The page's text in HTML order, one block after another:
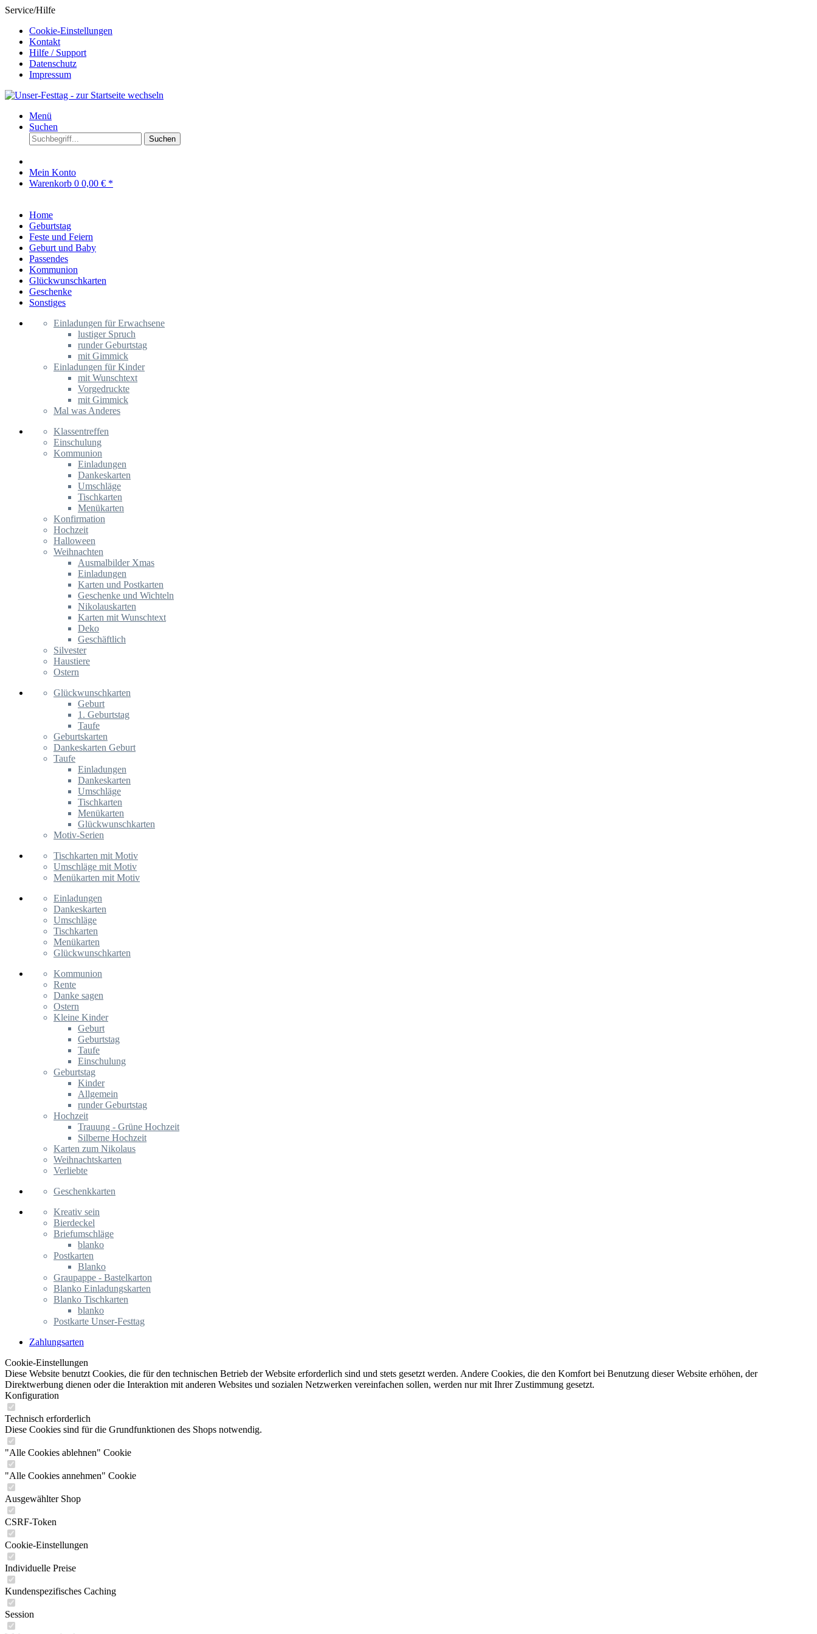
Service/Hilfe
Cookie-Einstellungen
Kontakt
Hilfe / Support
Datenschutz
Impressum
Menü
Suchen
Suchen
Mein Konto
Warenkorb 0 0,00 € *
Home
Geburtstag
Feste und Feiern
Geburt und Baby
Passendes
Kommunion
Glückwunschkarten
Geschenke
Sonstiges
Einladungen für Erwachsene
lustiger Spruch
runder Geburtstag
mit Gimmick
Einladungen für Kinder
mit Wunschtext
Vorgedruckte
mit Gimmick
Mal was Anderes
Klassentreffen
Einschulung
Kommunion
Einladungen
Dankeskarten
Umschläge
Tischkarten
Menükarten
Konfirmation
Hochzeit
Halloween
Weihnachten
Ausmalbilder Xmas
Einladungen
Karten und Postkarten
Geschenke und Wichteln
Nikolauskarten
Karten mit Wunschtext
Deko
Geschäftlich
Silvester
Haustiere
Ostern
Glückwunschkarten
Geburt
1. Geburtstag
Taufe
Geburtskarten
Dankeskarten Geburt
Taufe
Einladungen
Dankeskarten
Umschläge
Tischkarten
Menükarten
Glückwunschkarten
Motiv-Serien
Tischkarten mit Motiv
Umschläge mit Motiv
Menükarten mit Motiv
Einladungen
Dankeskarten
Umschläge
Tischkarten
Menükarten
Glückwunschkarten
Kommunion
Rente
Danke sagen
Ostern
Kleine Kinder
Geburt
Geburtstag
Taufe
Einschulung
Geburtstag
Kinder
Allgemein
runder Geburtstag
Hochzeit
Trauung - Grüne Hochzeit
Silberne Hochzeit
Karten zum Nikolaus
Weihnachtskarten
Verliebte
Geschenkkarten
Kreativ sein
Bierdeckel
Briefumschläge
blanko
Postkarten
Blanko
Graupappe - Bastelkarton
Blanko Einladungskarten
Blanko Tischkarten
blanko
Postkarte Unser-Festtag
Zahlungsarten
Cookie-Einstellungen
Diese Website benutzt Cookies, die für den technischen Betrieb der Website erforderlich sind und stets gesetzt werden. Andere Cookies, die den Komfort bei Benutzung dieser Website erhöhen, der
Direktwerbung dienen oder die Interaktion mit anderen Websites und sozialen Netzwerken vereinfachen sollen, werden nur mit Ihrer Zustimmung gesetzt.
Konfiguration
Technisch erforderlich
Diese Cookies sind für die Grundfunktionen des Shops notwendig.
"Alle Cookies ablehnen" Cookie
"Alle Cookies annehmen" Cookie
Ausgewählter Shop
CSRF-Token
Cookie-Einstellungen
Individuelle Preise
Kundenspezifisches Caching
Session